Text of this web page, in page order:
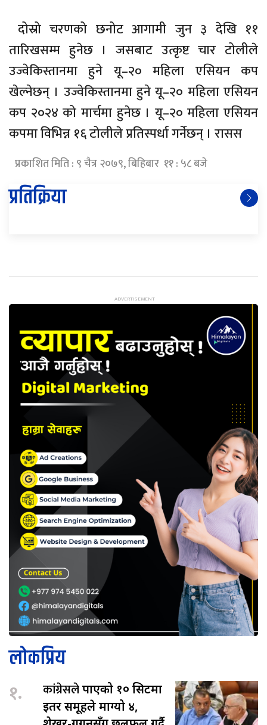
दोस्रो चरणको छनोट आगामी जुन ३ देखि ११
तारिखसम्म हुनेछ । जसबाट उत्कृष्ट चार टोलीले
उज्वेकिस्तानमा हुने यू–२० महिला एसियन कप
खेल्नेछन् । उज्वेकिस्तानमा हुने यू–२० महिला एसियन
कप २०२४ को मार्चमा हुनेछ । यू–२० महिला एसियन
कपमा विभिन्न १६ टोलीले प्रतिस्पर्धा गर्नेछन् । रासस
प्रकाशित मिति : ९ चैत्र २०७९, बिहिबार ११ : ५८ बजे
प्रतिक्रिया
लोकप्रिय
१. कांग्रेसलेपाएको १० सिटमा
इतर समूहले माग्यो ४,